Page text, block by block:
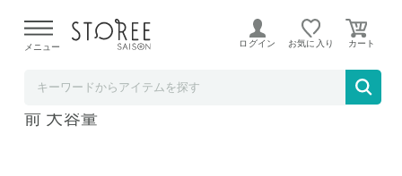
よる配送遅延が発生しております。
メニュー ログイン お気に入り
訳あり うなぎの刻み 500g 刻み うなぎ 4-5人
前 大容量